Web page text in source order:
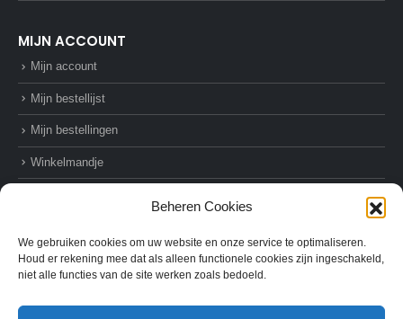
Beheren Cookies
We gebruiken cookies om uw website en onze service te optimaliseren.
Houd er rekening mee dat als alleen functionele cookies zijn ingeschakeld,
niet alle functies van de site werken zoals bedoeld.
MIJN ACCOUNT
Mijn account
Mijn bestellijst
Mijn bestellingen
Winkelmandje